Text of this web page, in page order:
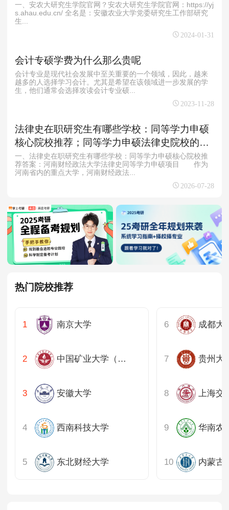
一、安农大研究生学院官网？安农大研究生学院官网：https://yj
s.ahau.edu.cn/ 全名是：安徽农业大学党委研究生工作部研究
生...
2024-01-31
会计专硕学费为什么那么贵呢
会计专业是现代社会发展中至关重要的一个领域，因此，越来
越多的人选择学习会计。尤其是希望在该领域进一步发展的学
生，他们通常会选择攻读会计专业硕...
2023-11-28
法律史在职研究生有哪些学校：同等学力申硕
核心院校推荐；同等学力申硕法律史院校的报
考优势与培养特色
一、法律史在职研究生有哪些学校：同等学力申硕核心院校推
荐答案：河南财经政法大学法律史同等学力申硕项目 作为
河南省内的重点大学，河南财经政法...
2026-07-28
热门院校推荐
南京大学
中国矿业大学（北京）
安徽大学
西南科技大学
东北财经大学
成都大
贵州大
华南农
内蒙古